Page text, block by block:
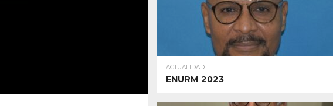
ACTUALIDAD
ENURM 2023